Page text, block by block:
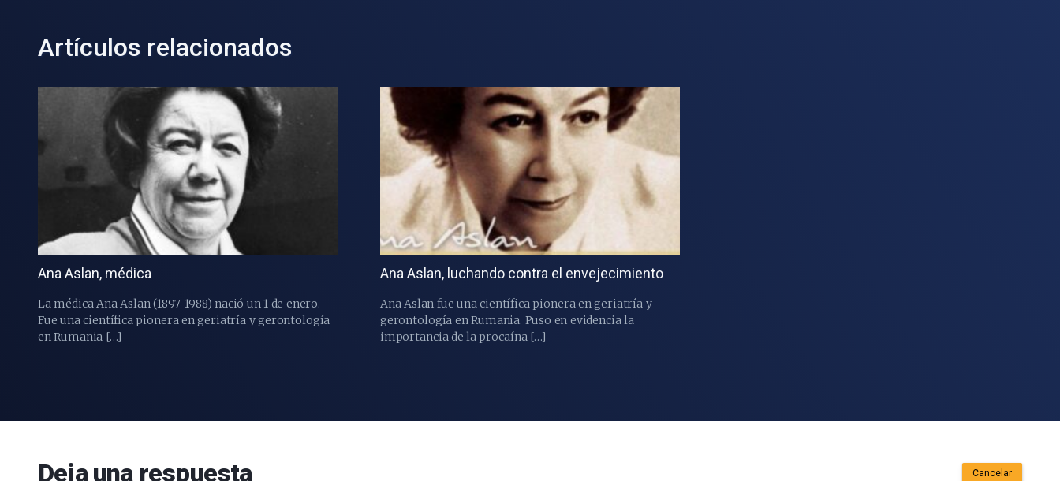
Artículos relacionados
Ana Aslan, médica
La médica Ana Aslan (1897-1988) nació un 1 de enero.
Fue una científica pionera en geriatría y gerontología
en Rumania […]
Ana Aslan, luchando contra el envejecimiento
Ana Aslan fue una científica pionera en geriatría y
gerontología en Rumania. Puso en evidencia la
importancia de la procaína […]
Deja una respuesta Cancelar